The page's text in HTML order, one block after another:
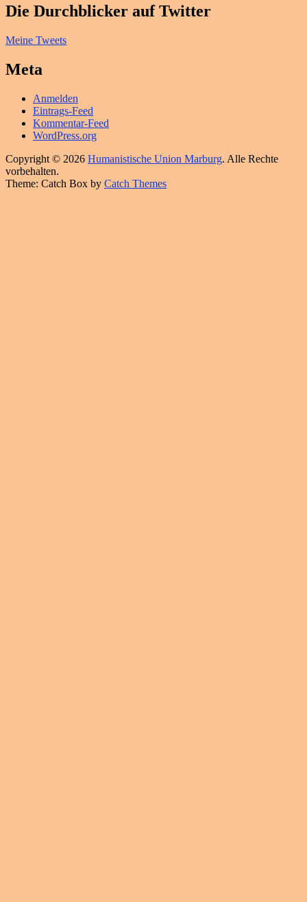
Die Durchblicker auf Twitter
Meine Tweets
Meta
Anmelden
Eintrags-Feed
Kommentar-Feed
WordPress.org
Copyright © 2026 Humanistische Union Marburg. Alle Rechte
vorbehalten.
Theme: Catch Box by Catch Themes